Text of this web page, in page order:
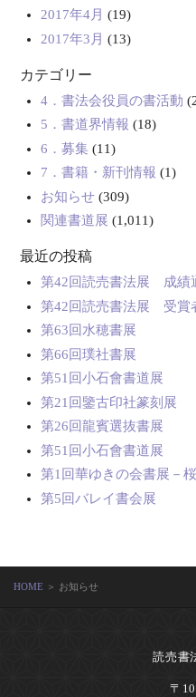
2017年4月 (19)
2017年3月 (13)
カテゴリー
4．書法会役員の書活動
5．書道界情報 (18)
6．募集(11)
7．書籍・新刊情報 (1)
お知らせ(309)
関連書道展 (1,011)
最近の投稿
第42回読売書法展 成績
第42回読売書法展 受賞
第63回水穂書展
第66回璞社書展
第51回小石會書道展
第21回鑒古印社篆刻展
第26回龍賓選抜書展
第51回小石會書道展
第1回華ゆきの会書展－
第5回バレイ書会展
HOME ＞ お知らせ
読売書
〒